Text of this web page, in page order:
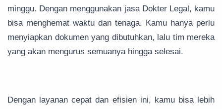
minggu. Dengan menggunakan jasa Dokter Legal, kamu
bisa menghemat waktu dan tenaga. Kamu hanya perlu
menyiapkan dokumen yang dibutuhkan, lalu tim mereka
yang akan mengurus semuanya hingga selesai.
Dengan layanan cepat dan efisien ini, kamu bisa lebih